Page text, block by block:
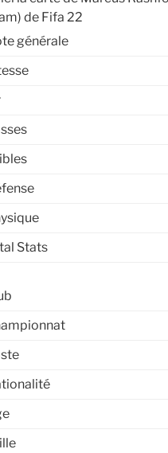
de Fifa 22
générale
Stats